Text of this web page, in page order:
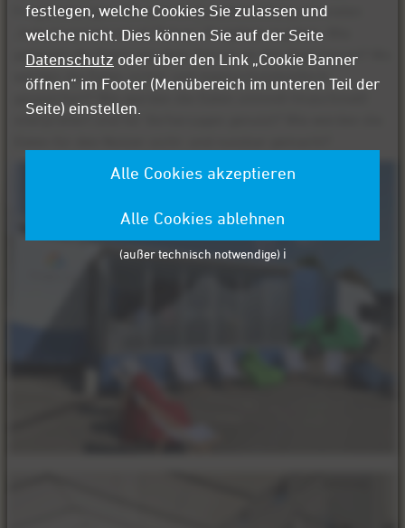
Fragestellungen, die sich im Zusammenhang mit vielen
„Industrial Internet of Things“-Projekten ergeben: Wie
gelangen die Daten aus dem Sensor an den Speicherort? Wo
werden die Daten sicher und datenschutzkonform
interpretiert und für Vorhersagen genutzt? Wie werden die
festlegen, welche Cookies Sie zulassen und
welche nicht. Dies können Sie auf der Seite
Datenschutz oder über den Link „Cookie Banner
öffnen“ im Footer (Menübereich im unteren Teil der
Seite) einstellen.
Alle Cookies akzeptieren
Alle Cookies ablehnen
(außer technisch notwendige) ℹ️